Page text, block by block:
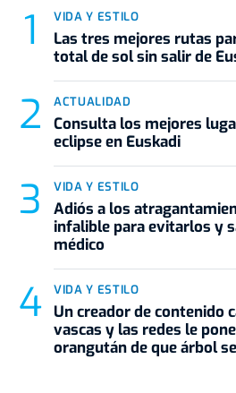
VIDA Y ESTILO
Las tres mejores rutas
total de sol sin salir de
ACTUALIDAD
Consulta los mejores
eclipse en Euskadi
VIDA Y ESTILO
Adiós a los
infalible para evitarlos y
médico
VIDA Y ESTILO
Un creador de contenido
vascas y las redes le
orangután de que árbol